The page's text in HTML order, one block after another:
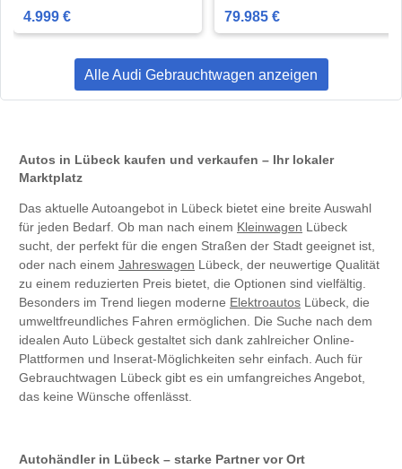
4.999 € 79.985 €
Alle Audi Gebrauchtwagen anzeigen
Autos in Lübeck kaufen und verkaufen – Ihr lokaler
Marktplatz
Das aktuelle Autoangebot in Lübeck bietet eine breite Auswahl
für jeden Bedarf. Ob man nach einem Kleinwagen Lübeck
sucht, der perfekt für die engen Straßen der Stadt geeignet ist,
oder nach einem Jahreswagen Lübeck, der neuwertige Qualität
zu einem reduzierten Preis bietet, die Optionen sind vielfältig.
Besonders im Trend liegen moderne Elektroautos Lübeck, die
umweltfreundliches Fahren ermöglichen. Die Suche nach dem
idealen Auto Lübeck gestaltet sich dank zahlreicher Online-
Plattformen und Inserat-Möglichkeiten sehr einfach. Auch für
Gebrauchtwagen Lübeck gibt es ein umfangreiches Angebot,
das keine Wünsche offenlässt.
Autohändler in Lübeck – starke Partner vor Ort